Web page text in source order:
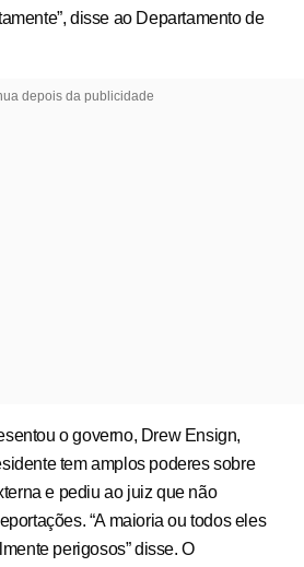
disse ao Departamento de
depois da publicidade
o governo, Drew Ensign,
tem amplos poderes sobre
e pediu ao juiz que não
“A maioria ou todos eles
perigosos” disse. O